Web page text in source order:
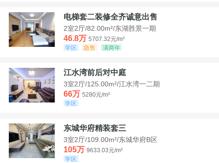
电梯套二装修全齐诚意出售
2室2厅/82.00m²/东湖胜景一期
46.8万 5707.32元/m²
学区
急售 满两年
江水湾前后对中庭
3室2厅/125.00m²/江水湾一二期
66万 5280元/m²
学区
东城华府精装套三
3室2厅/109.00m²/东城华府B区
105万 9633.03元/m²
学区